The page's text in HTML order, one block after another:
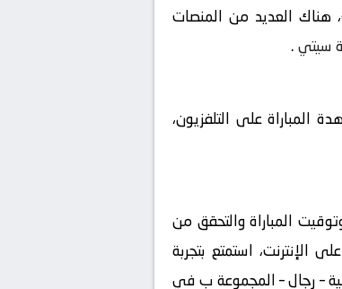
هناك العديد من المنصات
سيتي.
المباراة على التلفزيون،
، تأكد من معرفة تاريخ وتوقيت المباراة والتحقق من
الإنترنت، استمتع بتجربة
– رجال – المجموعة ب في